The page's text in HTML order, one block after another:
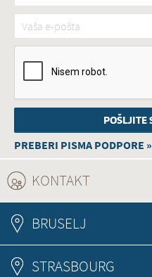
Vaša e-pošta*
PREBERI PISMA PODPORE »
KONTAKT
BRUSELJ
STRASBOURG